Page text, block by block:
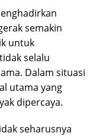
semakin
untuk
selalu
Dalam situasi
utama yang
dipercaya.
seharusnya